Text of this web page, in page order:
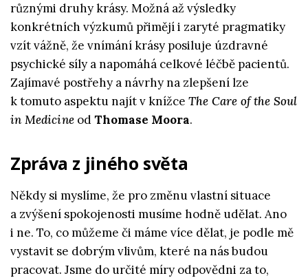
různými druhy krásy. Možná až výsledky
konkrétních výzkumů přimějí i zaryté pragmatiky
vzít vážně, že vnímání krásy posiluje úzdravné
psychické síly a napomáhá celkové léčbě pacientů.
Zajímavé postřehy a návrhy na zlepšení lze
k tomuto aspektu najít v knížce The Care of the Soul
in MedicineodThomase Moora.
Zpráva z jiného světa
Někdy si myslíme, že pro změnu vlastní situace
a zvýšení spokojenosti musíme hodně udělat. Ano
i ne. To, co můžeme či máme více dělat, je podle mě
vystavit se dobrým vlivům, které na nás budou
pracovat. Jsme do určité míry odpovědni za to,